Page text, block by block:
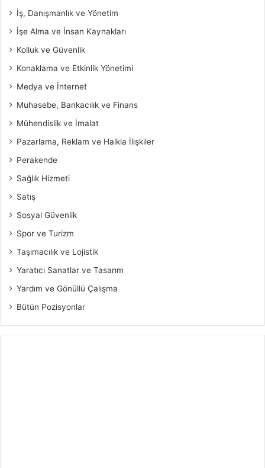
İş, Danışmanlık ve Yönetim
İşe Alma ve İnsan Kaynakları
Kolluk ve Güvenlik
Konaklama ve Etkinlik Yönetimi
Medya ve İnternet
Muhasebe, Bankacılık ve Finans
Mühendislik ve İmalat
Pazarlama, Reklam ve Halkla İlişkiler
Perakende
Sağlık Hizmeti
Satış
Sosyal Güvenlik
Spor ve Turizm
Taşımacılık ve Lojistik
Yaratıcı Sanatlar ve Tasarım
Yardım ve Gönüllü Çalışma
Bütün Pozisyonlar